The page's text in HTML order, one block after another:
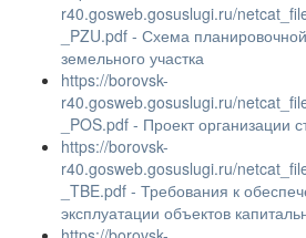
r40.gosweb.gosuslugi.ru/
_PZU.pdf - Схема
земельного участка
https://borovsk-
r40.gosweb.gosuslugi.ru/
_POS.pdf - Проект организации
https://borovsk-
r40.gosweb.gosuslugi.ru/
_TBE.pdf - Требования к
эксплуатации объектов